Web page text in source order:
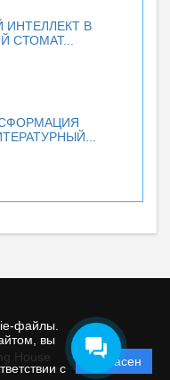
файлы.
вы
с
Согласен
ИНТЕЛЛЕКТ В
СТОМАТ...
House